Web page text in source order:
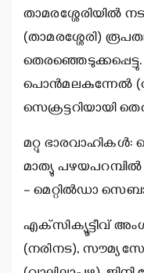
താമരശ്ശേരിയില്‍
(താമരശ്ശേരി)
പൊന്‍മലകുന്നേല്‍
സെക്രട്ടറിയായി
മറ്റു
മാത്യു പഴയപറമ്പില്‍
– മെറ്റില്‍ഡാ
എക്‌സിക്യൂട്ടീവ്
(നരിനട), സൗമ്യ